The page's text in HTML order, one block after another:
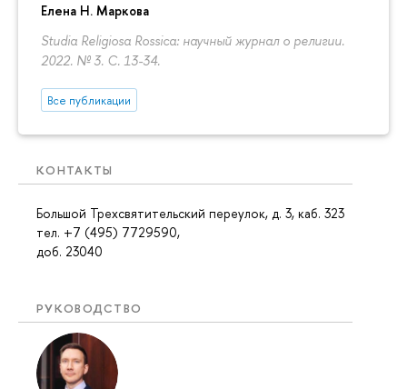
Елена Н. Маркова
Studia Religiosa Rossica: научный журнал о религии.
2022. № 3. С. 13-34.
Все публикации
КОНТАКТЫ
Большой Трехсвятительский переулок, д. 3, каб. 323
тел. +7 (495) 7729590,
доб. 23040
РУКОВОДСТВО